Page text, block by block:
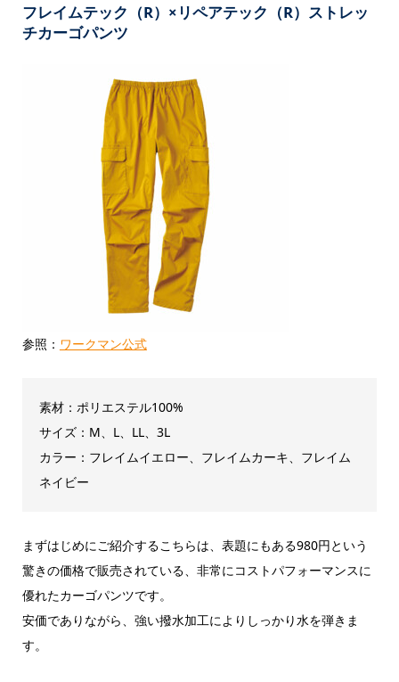
フレイムテック（R）×リペアテック（R）ストレッ
チカーゴパンツ
参照： ワークマン公式
素材：ポリエステル100%
サイズ：M、L、LL、3L
カラー：フレイムイエロー、フレイムカーキ、フレイム
ネイビー
まずはじめにご紹介するこちらは、表題にもある980円という
驚きの価格で販売されている、非常にコストパフォーマンスに
優れたカーゴパンツです。
安価でありながら、強い撥水加工によりしっかり水を弾きま
す。